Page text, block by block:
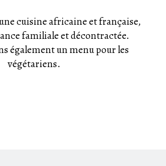
cuisine africaine et française,
familiale et décontractée.
également un menu pour les
végétariens.